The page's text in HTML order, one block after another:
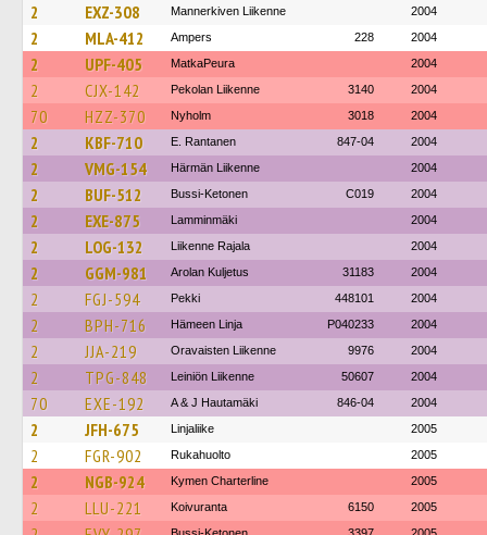
2 EXZ-308 Mannerkiven Liikenne 2004
2 MLA-412 Ampers 228 2004
2 UPF-405 MatkaPeura 2004
2 CJX-142 Pekolan Liikenne 3140 2004
70 HZZ-370 Nyholm 3018 2004
2 KBF-710 E. Rantanen 847-04 2004
2 VMG-154 Härmän Liikenne 2004
2 BUF-512 Bussi-Ketonen C019 2004
2 EXE-875 Lamminmäki 2004
2 LOG-132 Liikenne Rajala 2004
2 GGM-981 Arolan Kuljetus 31183 2004
2 FGJ-594 Pekki 448101 2004
2 BPH-716 Hämeen Linja P040233 2004
2 JJA-219 Oravaisten Liikenne 9976 2004
2 TPG-848 Leiniön Liikenne 50607 2004
70 EXE-192 A & J Hautamäki 846-04 2004
2 JFH-675 Linjaliike 2005
2 FGR-902 Rukahuolto 2005
2 NGB-924 Kymen Charterline 2005
2 LLU-221 Koivuranta 6150 2005